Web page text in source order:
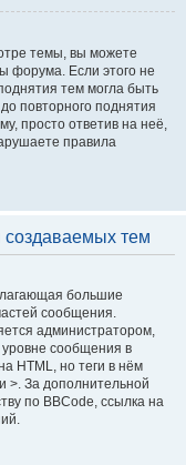
темы, вы можете
форума. Если этого не
тем могла быть
повторного поднятия
просто ответив на неё,
правила
тем
большие
сообщения.
администратором,
сообщения в
HTML, но теги в нём
>. За дополнительной
по BBCode, ссылка на